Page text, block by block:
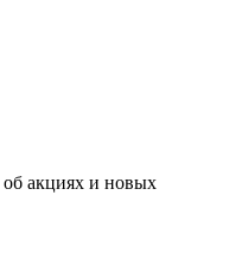
акциях и новых